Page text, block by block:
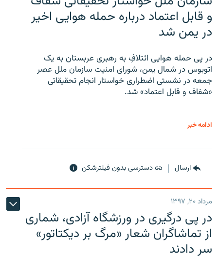
و قابل اعتماد درباره حمله هوایی اخیر
در یمن شد
در پی حمله هوایی ائتلافِ به رهبری عربستان به یک
اتوبوس در شمال یمن، شورای امنیت سازمان ملل عصر
جمعه در نشستی اضطراری خواستار انجام تحقیقاتی
«شفاف و قابل اعتماد» شد.
ادامه خبر
ارسال دسترسی بدون فیلترشکن
مرداد ۲۰, ۱۳۹۷
در پی درگیری در ورزشگاه آزادی، شماری
از تماشاگران شعار «مرگ بر دیکتاتور»
سر دادند